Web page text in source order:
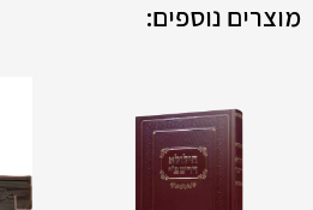
מוצרים נוספים: